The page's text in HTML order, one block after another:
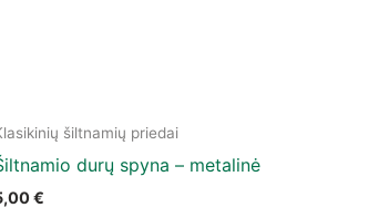
šiltnamių priedai
durų spyna – metalinė
€